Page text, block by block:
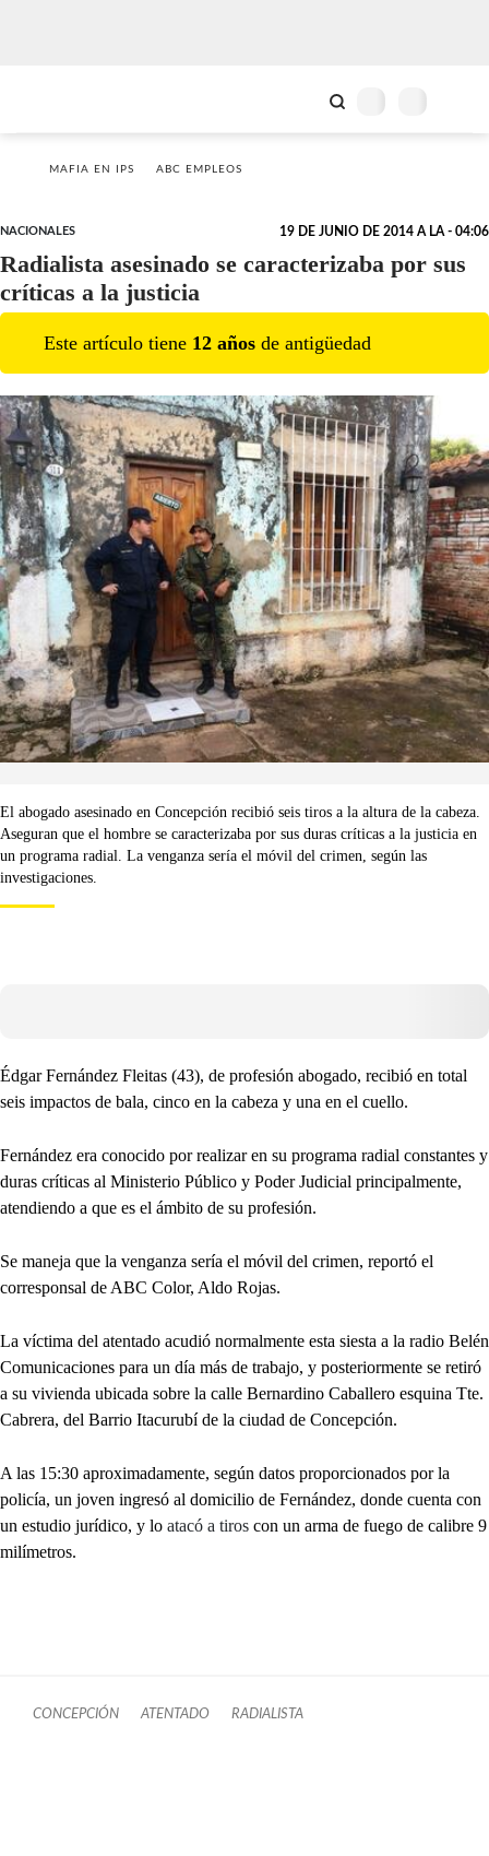
MAFIA EN IPS ABC EMPLEOS
NACIONALES 19 DE JUNIO DE 2014 A LA - 04:06
Radialista asesinado se caracterizaba por sus
críticas a la justicia
Este artículo tiene 12 años de antigüedad
El abogado asesinado en Concepción recibió seis tiros a la altura de la cabeza.
Aseguran que el hombre se caracterizaba por sus duras críticas a la justicia en
un programa radial. La venganza sería el móvil del crimen, según las
investigaciones.
Édgar Fernández Fleitas (43), de profesión abogado, recibió en total
seis impactos de bala, cinco en la cabeza y una en el cuello.
Fernández era conocido por realizar en su programa radial constantes y
duras críticas al Ministerio Público y Poder Judicial principalmente,
atendiendo a que es el ámbito de su profesión.
Se maneja que la venganza sería el móvil del crimen, reportó el
corresponsal de ABC Color, Aldo Rojas.
La víctima del atentado acudió normalmente esta siesta a la radio Belén
Comunicaciones para un día más de trabajo, y posteriormente se retiró
a su vivienda ubicada sobre la calle Bernardino Caballero esquina Tte.
Cabrera, del Barrio Itacurubí de la ciudad de Concepción.
A las 15:30 aproximadamente, según datos proporcionados por la
policía, un joven ingresó al domicilio de Fernández, donde cuenta con
un estudio jurídico, y lo atacó a tiros con un arma de fuego de calibre 9
milímetros.
CONCEPCIÓN ATENTADO RADIALISTA